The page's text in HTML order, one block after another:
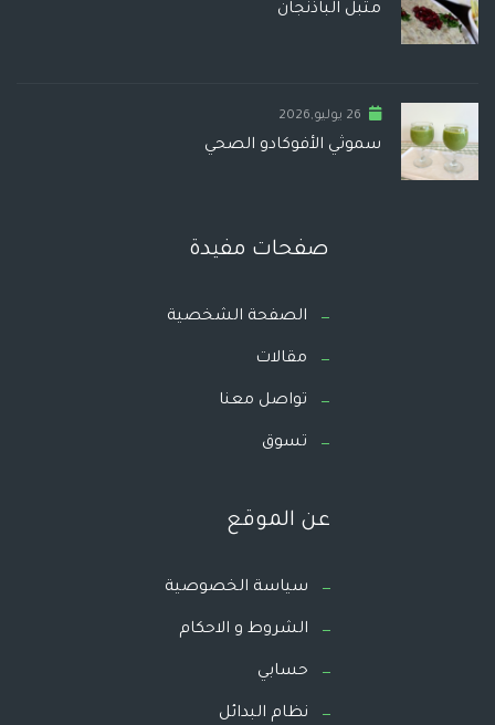
متبل الباذنجان
26 يوليو,2026
سموثي الأفوكادو الصحي
صفحات مفيدة
الصفحة الشخصية
مقالات
تواصل معنا
تسوق
عن الموقع
سياسة الخصوصية
الشروط و الاحكام
حسابي
نظام البدائل